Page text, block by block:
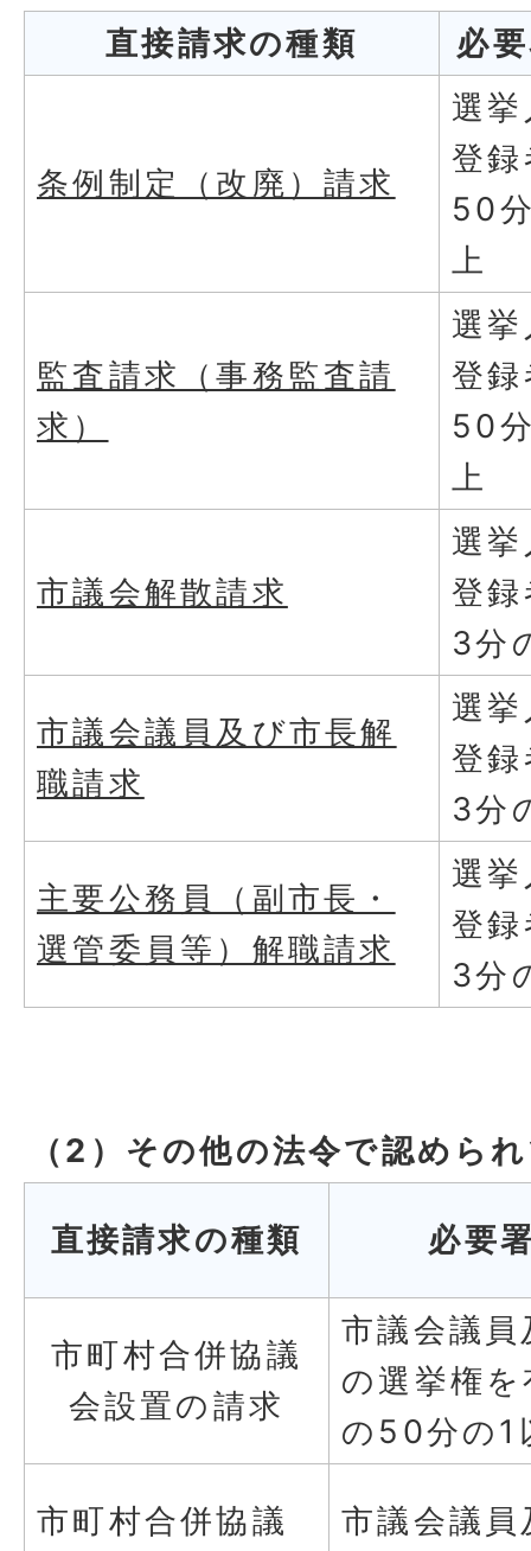
直接請求の種類
必
条例制定（改廃）請求
選
登
50
上
監査請求（事務監査請
求）
選
登
50
上
市議会解散請求
選
登
3分
市議会議員及び市長解
職請求
選
登
3分
主要公務員（副市長・
選管委員等）解職請求
選
登
3分
（2）その他の法令で認めら
直接請求の種類 必要
市町村合併協議
会設置の請求
市議会議
の選挙権
の50分の1
市町村合併協議
市議会議